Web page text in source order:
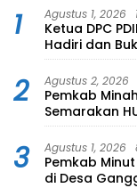
1 Agustus 1, 2026
Ketua DPC
Hadiri dan
Kecamatan
2 Agustus 2, 2026
Pemkab
Semarakan
3 Agustus 1, 2026
Pemkab
di Desa